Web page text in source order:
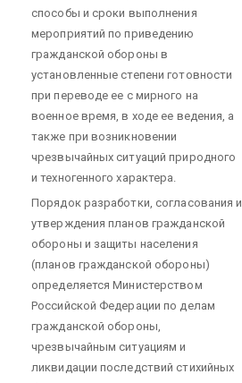
способы и сроки выполнения
мероприятий по приведению
гражданской обороны в
установленные степени готовности
при переводе ее с мирного на
военное время, в ходе ее ведения, а
также при возникновении
чрезвычайных ситуаций природного
и техногенного характера.
Порядок разработки, согласования и
утверждения планов гражданской
обороны и защиты населения
(планов гражданской обороны)
определяется Министерством
Российской Федерации по делам
гражданской обороны,
чрезвычайным ситуациям и
ликвидации последствий стихийных